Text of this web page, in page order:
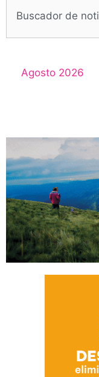
Agosto 2026